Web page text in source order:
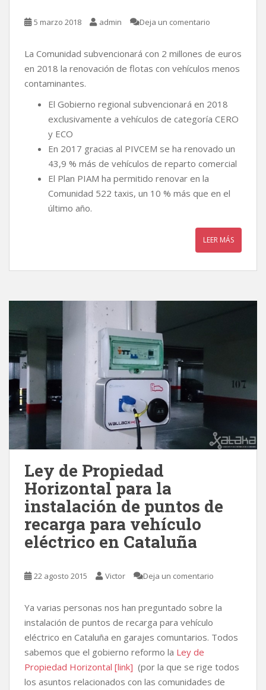
5 marzo 2018 admin Deja un comentario
La Comunidad subvencionará con 2 millones de euros
en 2018 la renovación de flotas con vehículos menos
contaminantes.
El Gobierno regional subvencionará en 2018
exclusivamente a vehículos de categoría CERO
y ECO
En 2017 gracias al PIVCEM se ha renovado un
43,9 % más de vehículos de reparto comercial
El Plan PIAM ha permitido renovar en la
Comunidad 522 taxis, un 10 % más que en el
último año.
LEER MÁS
Ley de Propiedad
Horizontal para la
instalación de puntos de
recarga para vehículo
eléctrico en Cataluña
22 agosto 2015 Victor Deja un comentario
Ya varias personas nos han preguntado sobre la
instalación de puntos de recarga para vehículo
eléctrico en Cataluña en garajes comuntarios. Todos
sabemos que el gobierno reformo la Ley de
Propiedad Horizontal [link] (por la que se rige todos
los asuntos relacionados con las comunidades de